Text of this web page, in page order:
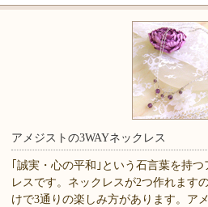
アメジストの3WAYネックレス
｢誠実・心の平和｣という石言葉を持
レスです。ネックレスが2つ作れます
けで3通りの楽しみ方があります。ア